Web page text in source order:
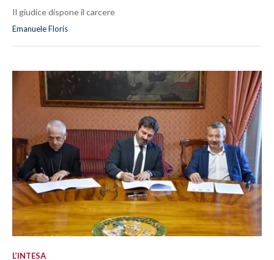
Il giudice dispone il carcere
Emanuele Floris
L’INTESA